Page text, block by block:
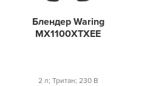
Блендер Waring
MX1100XTXEE
2 л; Тритан; 230 В